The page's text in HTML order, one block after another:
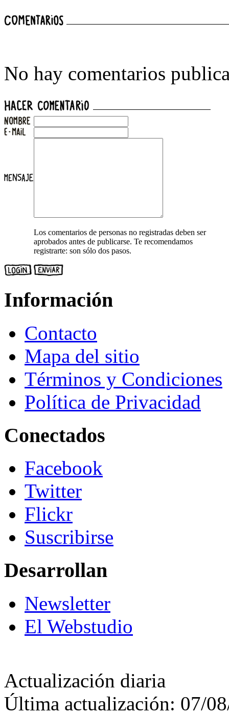
No hay comentarios
Los comentarios de personas no registradas deben ser
aprobados antes de publicarse. Te recomendamos
registrarte: son sólo dos pasos.
Información
Contacto
Mapa del sitio
Términos y Condiciones
Política de Privacidad
Conectados
Facebook
Twitter
Flickr
Suscribirse
Desarrollan
Newsletter
El Webstudio
Actualización diaria
Última actualización: 07/